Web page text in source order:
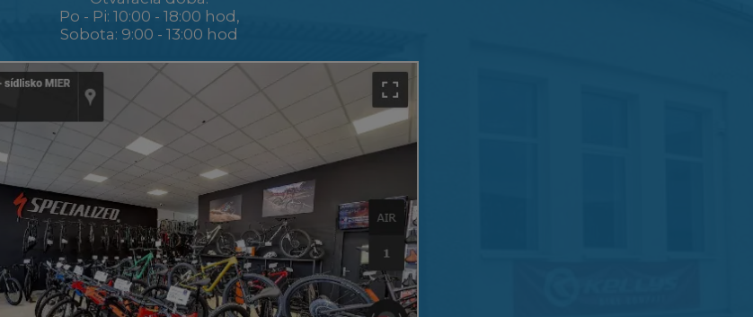
Po - Pi: 10:00 - 18:00 hod,
Sobota: 9:00 - 13:00 hod